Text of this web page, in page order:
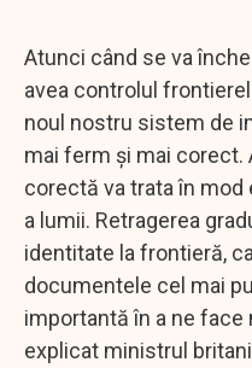
Atunci când se va
avea controlul
noul nostru sistem de
mai ferm şi mai corect.
corectă va trata în mod
a lumii. Retragerea
identitate la frontieră,
documentele cel mai
importantă în a ne face
explicat ministrul